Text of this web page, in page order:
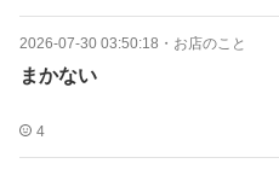
2026-07-30 03:50:18 ・ お店のこと
まかない
4